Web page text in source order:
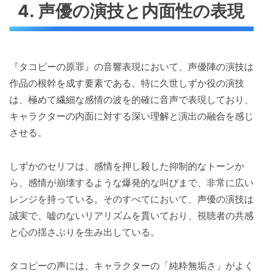
4. 声優の演技と内面性の表現
『タコピーの原罪』の音響表現において、声優陣の演技は
作品の根幹を成す要素である。特に久世しずか役の演技
は、極めて繊細な感情の波を的確に音声で表現しており、
キャラクターの内面に対する深い理解と演出の融合を感じ
させる。
しずかのセリフは、感情を押し殺した抑制的なトーンか
ら、感情が崩壊するような爆発的な叫びまで、非常に広い
レンジを持っている。そのすべてにおいて、声優の演技は
誠実で、嘘のないリアリズムを貫いており、視聴者の共感
と心の揺さぶりを生み出している。
タコピーの声には、キャラクターの「純粋無垢さ」がよく